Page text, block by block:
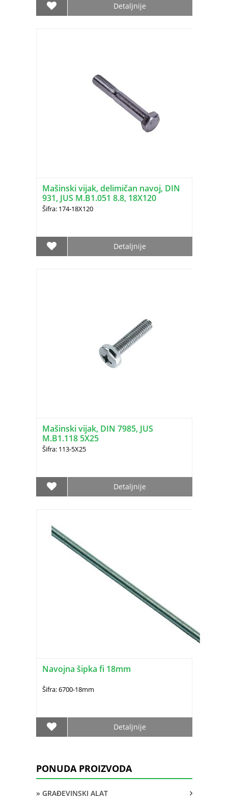
Detaljnije
Mašinski vijak, delimičan navoj, DIN
931, JUS M.B1.051 8.8, 18X120
Šifra: 174-18X120
Detaljnije
Mašinski vijak, DIN 7985, JUS
M.B1.118 5X25
Šifra: 113-5X25
Detaljnije
Navojna šipka fi 18mm
Šifra: 6700-18mm
Detaljnije
PONUDA PROIZVODA
» GRAĐEVINSKI ALAT